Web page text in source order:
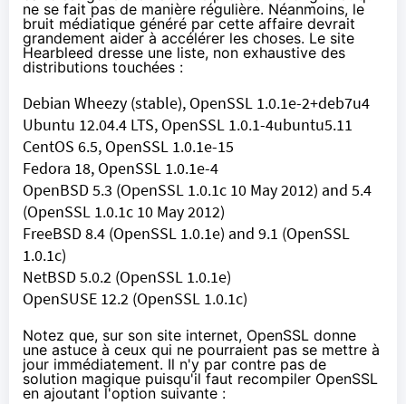
ne se fait pas de manière régulière. Néanmoins, le
bruit médiatique généré par cette affaire devrait
grandement aider à accélérer les choses. Le site
Hearbleed dresse une liste, non exhaustive des
distributions touchées :
Debian Wheezy (stable), OpenSSL 1.0.1e-2+deb7u4
Ubuntu 12.04.4 LTS, OpenSSL 1.0.1-4ubuntu5.11
CentOS 6.5, OpenSSL 1.0.1e-15
Fedora 18, OpenSSL 1.0.1e-4
OpenBSD 5.3 (OpenSSL 1.0.1c 10 May 2012) and 5.4
(OpenSSL 1.0.1c 10 May 2012)
FreeBSD 8.4 (OpenSSL 1.0.1e) and 9.1 (OpenSSL
1.0.1c)
NetBSD 5.0.2 (OpenSSL 1.0.1e)
OpenSUSE 12.2 (OpenSSL 1.0.1c)
Notez que, sur son site internet, OpenSSL donne
une astuce à ceux qui ne pourraient pas se mettre à
jour immédiatement. Il n'y par contre pas de
solution magique puisqu'il faut recompiler OpenSSL
en ajoutant l'option suivante :